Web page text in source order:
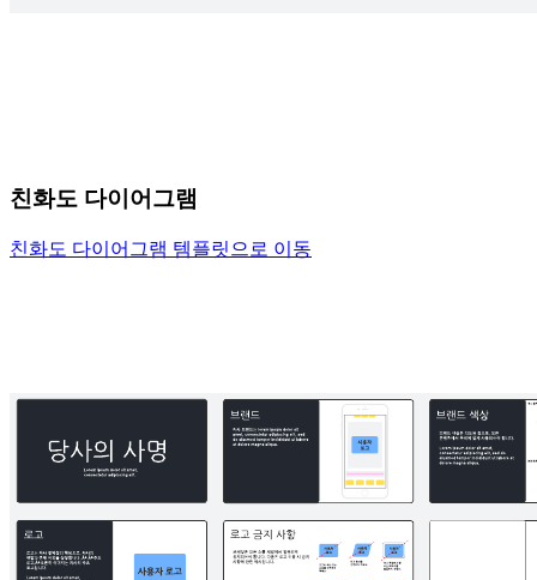
친화도 다이어그램
친화도 다이어그램 템플릿으로 이동